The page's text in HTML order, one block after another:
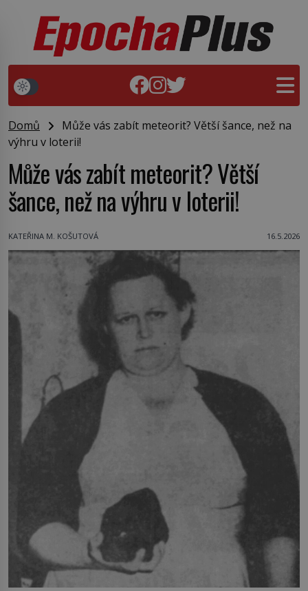
Domů
Může vás zabít meteorit? Větší šance, než na
výhru v loterii!
Může vás zabít meteorit? Větší
šance, než na výhru v loterii!
KATEŘINA M. KOŠUTOVÁ 16.5.2026